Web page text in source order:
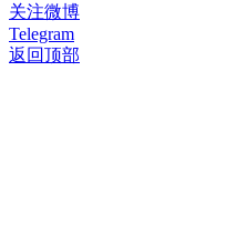
关注微博
Telegram
返回顶部